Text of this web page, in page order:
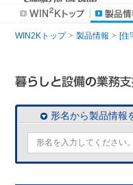
WIN2Kトップ 製品情報 [住
形名から製品情報